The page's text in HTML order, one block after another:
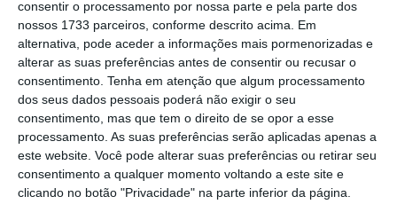
consentir o processamento por nossa parte e pela parte dos
nossos 1733 parceiros, conforme descrito acima. Em
alternativa, pode aceder a informações mais pormenorizadas e
alterar as suas preferências antes de consentir ou recusar o
consentimento. Tenha em atenção que algum processamento
dos seus dados pessoais poderá não exigir o seu
consentimento, mas que tem o direito de se opor a esse
processamento. As suas preferências serão aplicadas apenas a
este website. Você pode alterar suas preferências ou retirar seu
consentimento a qualquer momento voltando a este site e
clicando no botão "Privacidade" na parte inferior da página.
De que forma? Assine o ECO Premium e
tenha acesso a notícias exclusivas, à
opinião que conta, às reportagens e
especiais que mostram o outro lado da
história.
Esta assinatura é uma forma de apoiar
o ECO e os seus jornalistas. A nossa